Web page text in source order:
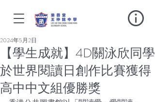
【學生成就】4D關泳欣同學
於世界閱讀日創作比賽獲得
高中中文組優勝獎
2024年5月2日